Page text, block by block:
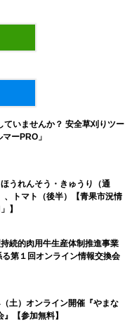
ていませんか？ 安全草刈りツー
ーPRO」
うれんそう・きゅうり（通
、トマト（後半）【青果市況情
】
続的肉用牛生産体制推進事業
第１回オンライン情報交換会
土）オンライン開催『やまな
【参加無料】